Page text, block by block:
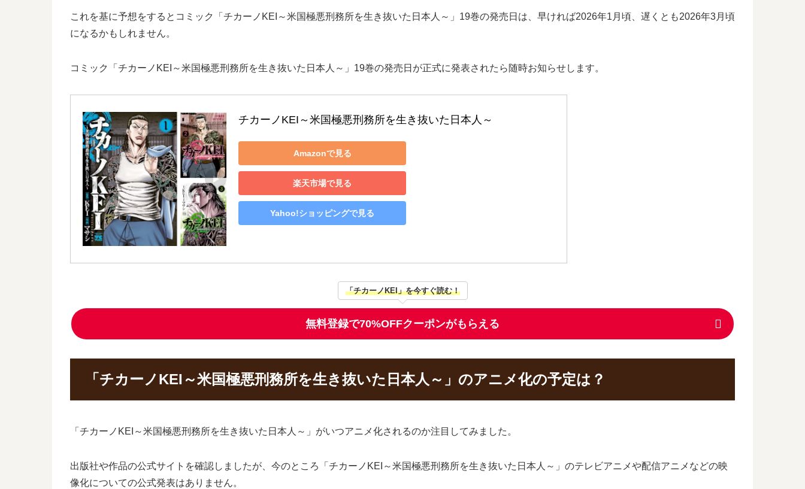
これを基に予想をするとコミック「チカーノKEI～米国極悪刑務所を生き抜いた日本人～」19巻の発売日は、早ければ2026年1月頃、遅くとも2026年3月頃
になるかもしれません。
コミック「チカーノKEI～米国極悪刑務所を生き抜いた日本人～」19巻の発売日が正式に発表されたら随時お知らせします。
チカーノKEI～米国極悪刑務所を生き抜いた日本人～
Amazonで見る
楽天市場で見る
Yahoo!ショッピングで見る
「チカーノKEI」を今すぐ読む！
無料登録で70%OFFクーポンがもらえる
「チカーノKEI～米国極悪刑務所を生き抜いた日本人～」のアニメ化の予定は？
「チカーノKEI～米国極悪刑務所を生き抜いた日本人～」がいつアニメ化されるのか注目してみました。
出版社や作品の公式サイトを確認しましたが、今のところ「チカーノKEI～米国極悪刑務所を生き抜いた日本人～」のテレビアニメや配信アニメなどの映
像化についての公式発表はありません。